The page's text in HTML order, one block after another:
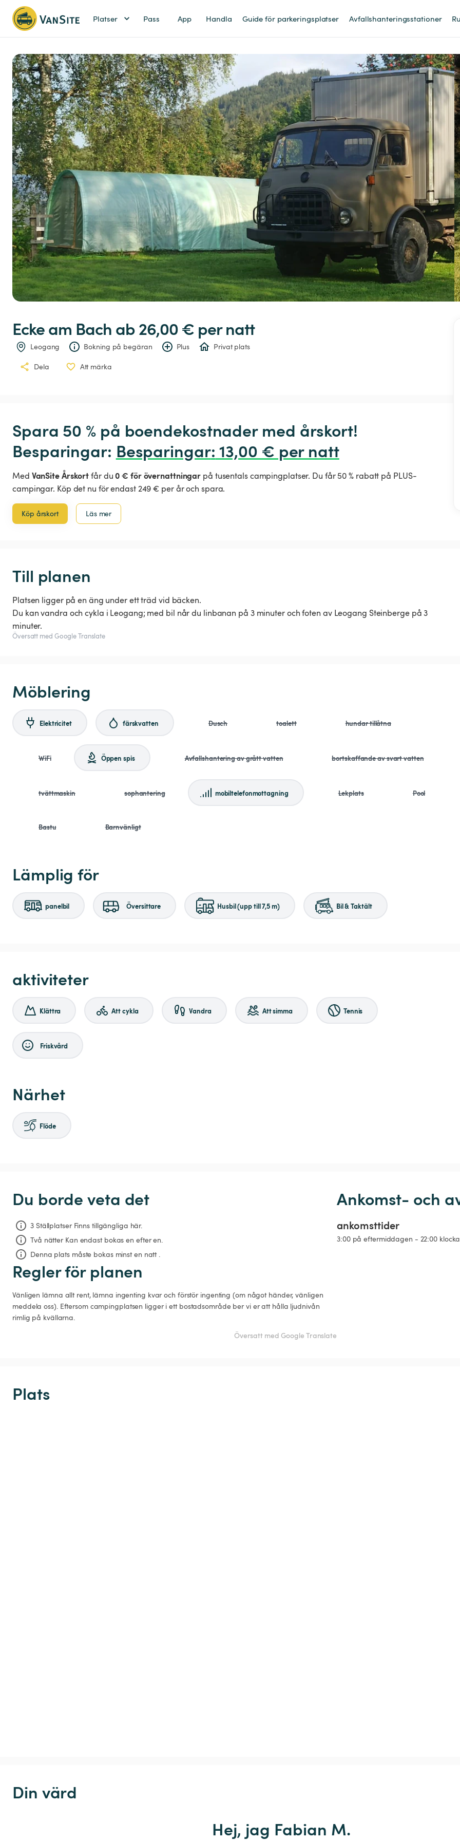
Platser Pass App Handla Guide för parkeringsplatser Avfallshanteringsstationer
Eckeam Bach ab 26,00 € per natt
Leogang Bokning på begäran Plus Privat plats
Dela Att märka
Spara 50 % på boendekostnader med årskort!
Besparingar: Besparingar: 13,00 € per natt
Med VanSite Årskortfår du0 € för övernattningar på tusentals campingplatser. Du får 50 % rabatt på PLUS-
campingar. Köp det nu för endast 249 € per år och spara.
Köp årskort Läs mer
Till planen
Platsen ligger på en äng under ett träd vid bäcken.
Du kan vandra och cykla i Leogang; med bil når du linbanan på 3 minuter och foten av Leogang Steinberge på 3
minuter.
Översatt med Google Translate
Möblering
Elektricitet färskvatten Dusch toalett hundar tillåtna
WiFi Öppen spis Avfallshantering av grått vatten bortskaffande av svart vatten
tvättmaskin sophantering mobiltelefonmottagning Lekplats Pool
Bastu Barnvänligt
Lämplig för
panelbil Översittare Husbil (upp till 7,5 m) Bil & Taktält
aktiviteter
Klättra Att cykla Vandra Att simma Tennis
Friskvård
Närhet
Flöde
Du borde veta det
3 Ställplatser Finns tillgängliga här.
Två nätter Kan endast bokas en efter en.
Denna plats måste bokas minst en natt .
Ankomst- och
ankomsttider
3:00 på eftermiddagen - 22:00
Regler för planen
Vänligen lämna allt rent, lämna ingenting kvar och förstör ingenting (om något händer, vänligen
meddela oss). Eftersom campingplatsen ligger i ett bostadsområde ber vi er att hålla ljudnivån
rimlig på kvällarna.
Översatt med Google Translate
Plats
Din värd
Hej, jag Fabian M.